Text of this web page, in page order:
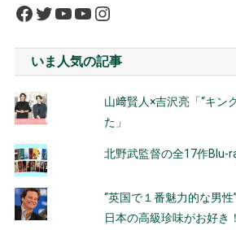
稿
ナ
ビ
ゲ
ー
シ
ョ
Facebook
Twitter
YouTube
YouTube
Instagram
いま人気の記事
山﨑賢人×吉沢亮「“キン
た」
北野武監督の全17作Blu-
“英国で１番魅力的な男
日本の高級珍味がお好き！